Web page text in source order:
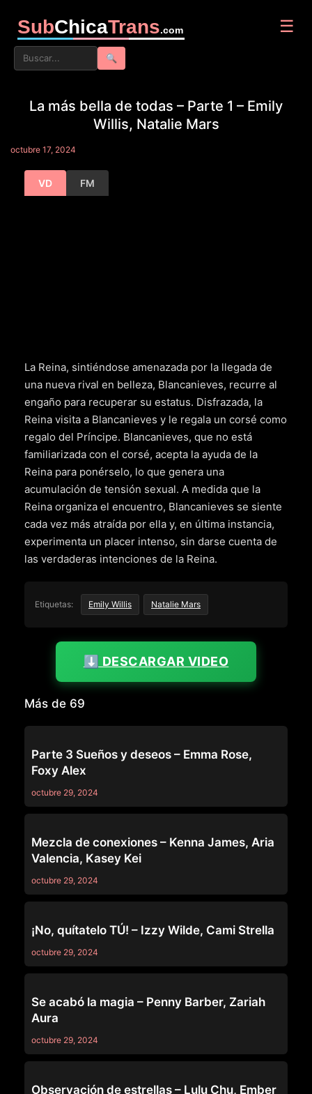
SubChicaTrans.com ☰
🔍
La más bella de todas – Parte 1 – Emily
Willis, Natalie Mars
octubre 17, 2024
VD FM
La Reina, sintiéndose amenazada por la llegada de
una nueva rival en belleza, Blancanieves, recurre al
engaño para recuperar su estatus. Disfrazada, la
Reina visita a Blancanieves y le regala un corsé como
regalo del Príncipe. Blancanieves, que no está
familiarizada con el corsé, acepta la ayuda de la
Reina para ponérselo, lo que genera una
acumulación de tensión sexual. A medida que la
Reina organiza el encuentro, Blancanieves se siente
cada vez más atraída por ella y, en última instancia,
experimenta un placer intenso, sin darse cuenta de
las verdaderas intenciones de la Reina.
Etiquetas: Emily Willis Natalie Mars
⬇️ DESCARGAR VIDEO
Más de 69
Parte 3 Sueños y deseos – Emma Rose,
Foxy Alex
octubre 29, 2024
Mezcla de conexiones – Kenna James, Aria
Valencia, Kasey Kei
octubre 29, 2024
¡No, quítatelo TÚ! – Izzy Wilde, Cami Strella
octubre 29, 2024
Se acabó la magia – Penny Barber, Zariah
Aura
octubre 29, 2024
Observación de estrellas – Lulu Chu, Ember